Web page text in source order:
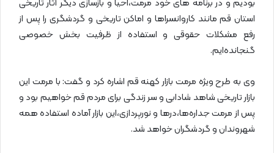
بودیم و در برنامه های خود مرمت،‌احیا و بازسازی دیگر آثار تاریخی
استان قم مانند کاروانسراها و اماکن تاریخی و گردشگری را پس از
رفع مشکلات حقوقی و استفاده از ظرفیت بخش خصوصی
گنجانده‌ایم.
وی به طرح ویژه مرمت بازار کهنه قم اشاره کرد و گفت: با مرمت این
بازار تاریخی شاهد شادابی و سر زندگی برای مردم قم خواهیم بود و
پس از مرمت جداره‌ها،‌درها و نورپردازی،‌این بازار آماده استفاده همه
شهروندان و گردشگران خواهد شد.